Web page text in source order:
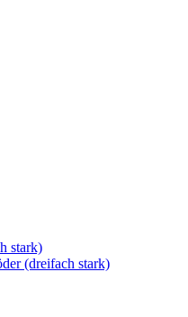
stark)
(dreifach stark)